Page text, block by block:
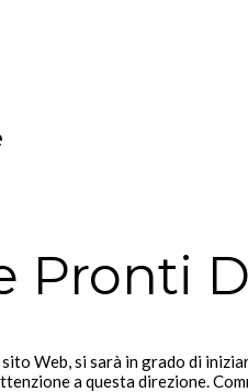
Pronti
Web, si sarà in grado di
a questa direzione.